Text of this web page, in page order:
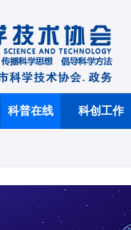
科普在线 科创工作